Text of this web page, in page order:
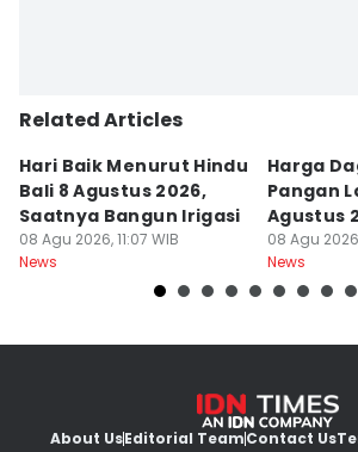
Related Articles
Hari Baik Menurut Hindu
Bali 8 Agustus 2026,
Saatnya Bangun Irigasi
08 Agu 2026, 11:07 WIB
News
Harga
Pangan
Agustus
08 Agu
News
About UsEditorial TeamContact Us